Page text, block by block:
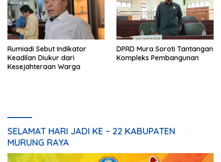
Rumiadi Sebut Indikator
Keadilan Diukur dari
Kesejahteraan Warga
DPRD Mura Soroti Tantangan
Kompleks Pembangunan
SELAMAT HARI JADI KE – 22 KABUPATEN
MURUNG RAYA